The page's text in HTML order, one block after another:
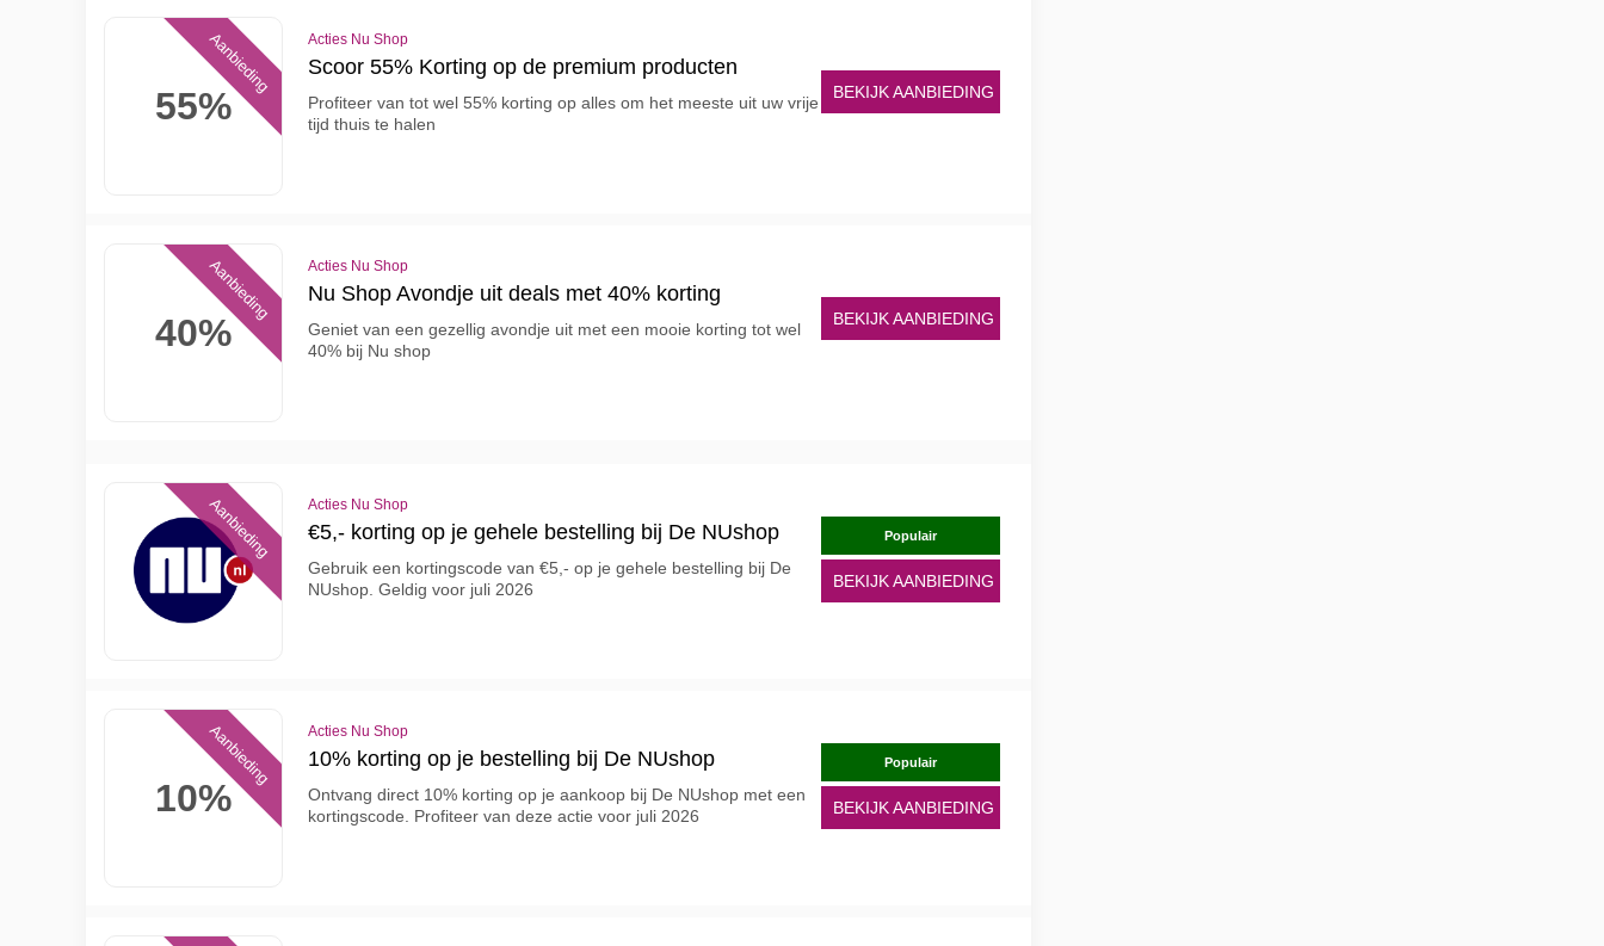
55%
Aanbieding Acties Nu Shop
Scoor 55% Korting op de premium producten
Profiteer van tot wel 55% korting op alles om het meeste uit uw vrije
tijd thuis te halen
BEKIJK AANBIEDING
40%
Aanbieding Acties Nu Shop
Nu Shop Avondje uit deals met 40% korting
Geniet van een gezellig avondje uit met een mooie korting tot wel
40% bij Nu shop
BEKIJK AANBIEDING
Aanbieding Acties Nu Shop
€5,- korting op je gehele bestelling bij De NUshop
Gebruik een kortingscode van €5,- op je gehele bestelling bij De
NUshop. Geldig voor juli 2026
Populair
BEKIJK AANBIEDING
10%
Aanbieding Acties Nu Shop
10% korting op je bestelling bij De NUshop
Ontvang direct 10% korting op je aankoop bij De NUshop met een
kortingscode. Profiteer van deze actie voor juli 2026
Populair
BEKIJK AANBIEDING